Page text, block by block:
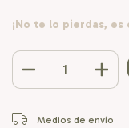
¡No te lo pierdas, es
Entregas para el CP:
Medios de envío